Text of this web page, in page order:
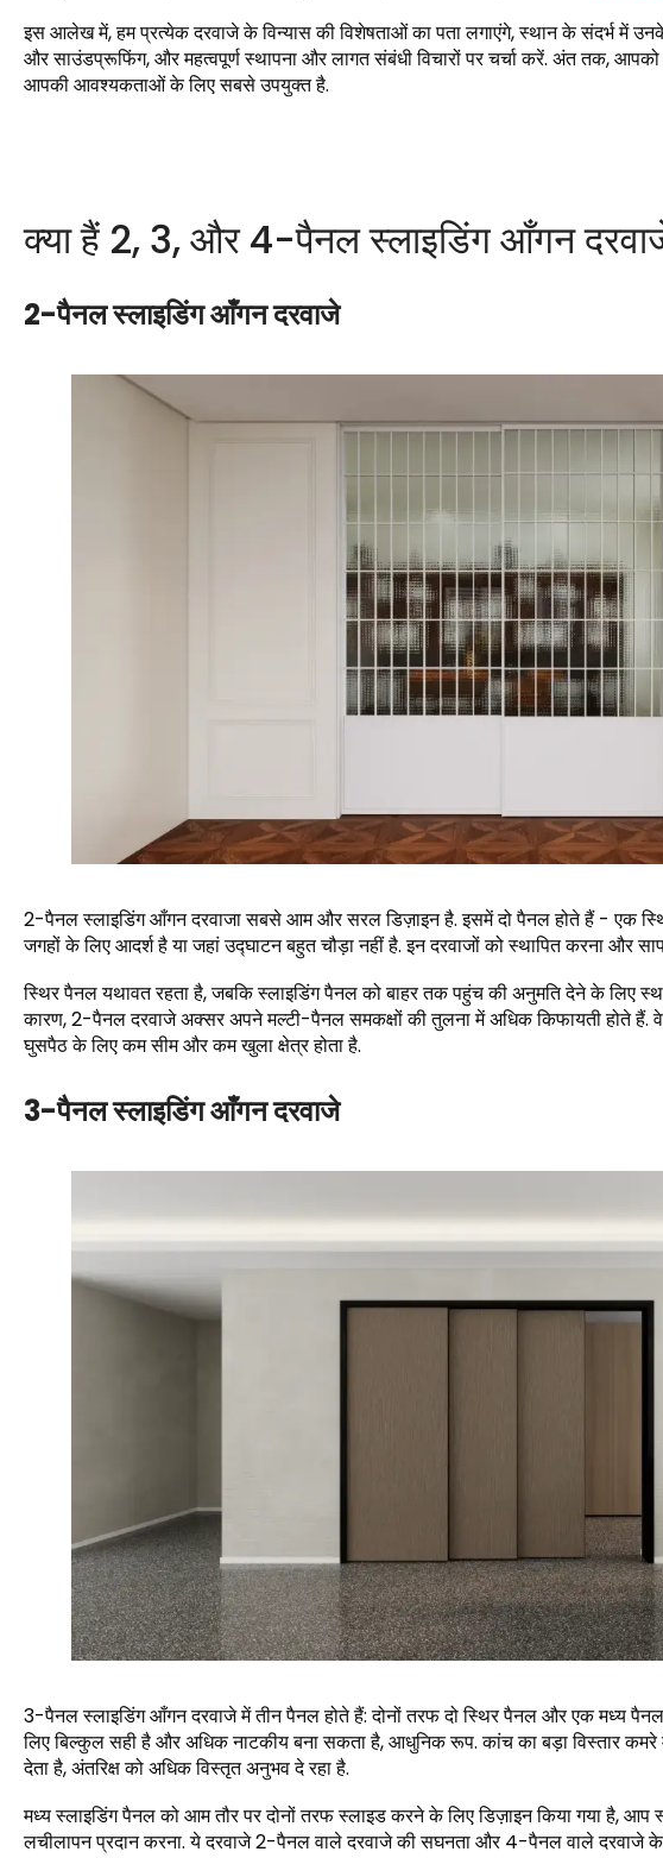
इस आलेख में, हम प्रत्येक दरवाजे के विन्यास की विशेषताओं का पता लगाएंगे, स्थान के संदर्भ में
और साउंडप्रूफिंग, और महत्वपूर्ण स्थापना और लागत संबंधी विचारों पर चर्चा करें. अंत तक,
आपकी आवश्यकताओं के लिए सबसे उपयुक्त है.
क्या हैं 2, 3, और 4-पैनल स्लाइडिंग आँगन
2-पैनल स्लाइडिंग आँगन दरवाजे
2-पैनल स्लाइडिंग आँगन दरवाजा सबसे आम और सरल डिज़ाइन है. इसमें दो पैनल होते हैं - एक
जगहों के लिए आदर्श है या जहां उद्घाटन बहुत चौड़ा नहीं है. इन दरवाजों को स्थापित करना और
स्थिर पैनल यथावत रहता है, जबकि स्लाइडिंग पैनल को बाहर तक पहुंच की अनुमति देने के लिए
कारण, 2-पैनल दरवाजे अक्सर अपने मल्टी-पैनल समकक्षों की तुलना में अधिक किफायती होते हैं.
घुसपैठ के लिए कम सीम और कम खुला क्षेत्र होता है.
3-पैनल स्लाइडिंग आँगन दरवाजे
3-पैनल स्लाइडिंग आँगन दरवाजे में तीन पैनल होते हैं: दोनों तरफ दो स्थिर पैनल और एक मध्य
लिए बिल्कुल सही है और अधिक नाटकीय बना सकता है, आधुनिक रूप. कांच का बड़ा विस्तार कमरे
देता है, अंतरिक्ष को अधिक विस्तृत अनुभव दे रहा है.
मध्य स्लाइडिंग पैनल को आम तौर पर दोनों तरफ स्लाइड करने के लिए डिज़ाइन किया गया है,
लचीलापन प्रदान करना. ये दरवाजे 2-पैनल वाले दरवाजे की सघनता और 4-पैनल वाले